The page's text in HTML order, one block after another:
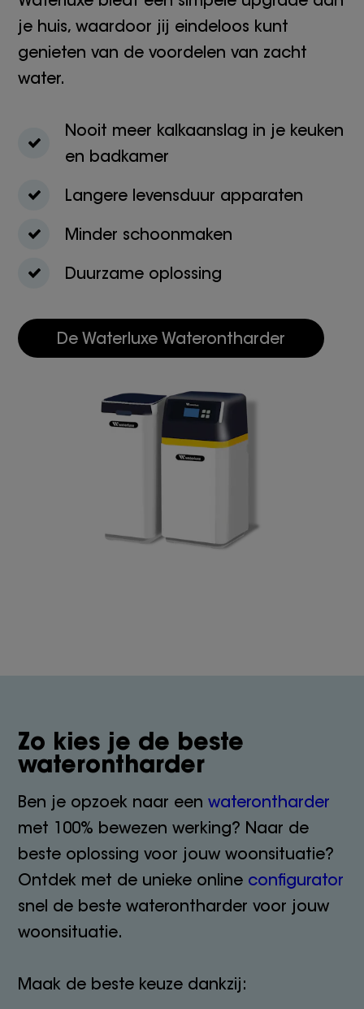
je huis, waardoor jij eindeloos kunt
genieten van de voordelen van zacht
water.
Nooit meer kalkaanslag in je keuken
en badkamer
Langere levensduur apparaten
Minder schoonmaken
Duurzame oplossing
De Waterluxe Waterontharder
Zo kies je de beste
waterontharder
Ben je opzoek naar eenwaterontharder
met 100% bewezen werking? Naar de
beste oplossing voor jouw woonsituatie?
Ontdek met de unieke online configurator
snel de beste waterontharder voor jouw
woonsituatie.
Maak de beste keuze dankzij: